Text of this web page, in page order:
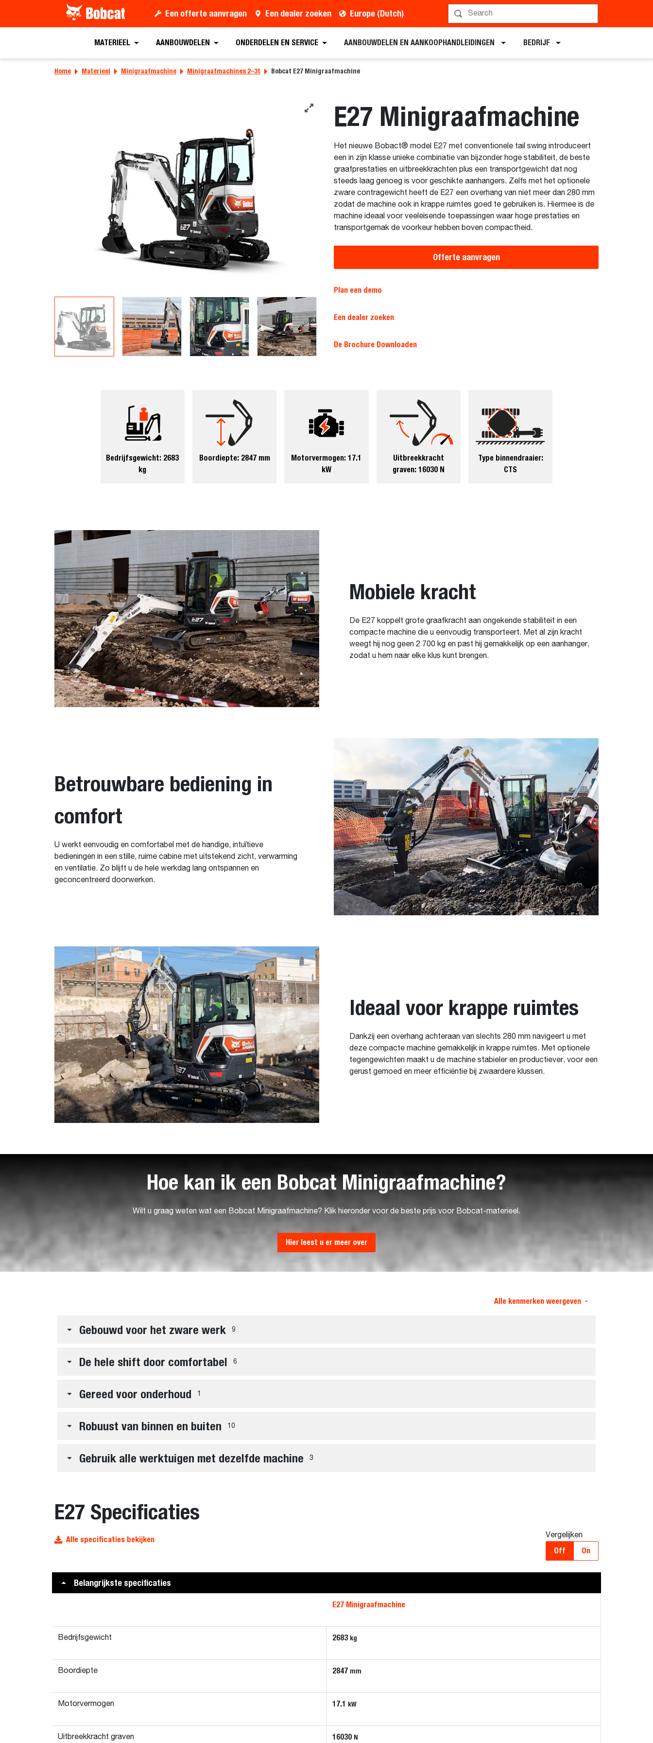
Een offerte aanvragen Een dealer zoeken Europe (Dutch)
MATERIEEL AANBOUWDELEN ONDERDELEN EN SERVICE AANBOUWDELEN EN AANKOOPHANDLEIDINGEN BEDRIJF
Home Materieel Minigraafmachine Minigraafmachines 2–3t Bobcat E27 Minigraafmachine
E27 Minigraafmachine
Het nieuwe Bobact® model E27 met conventionele tail swing introduceert
een in zijn klasse unieke combinatie van bijzonder hoge stabiliteit, de beste
graafprestaties en uitbreekkrachten plus een transportgewicht dat nog
steeds laag genoeg is voor geschikte aanhangers. Zelfs met het optionele
zware contragewicht heeft de E27 een overhang van niet meer dan 280 mm
zodat de machine ook in krappe ruimtes goed te gebruiken is. Hiermee is de
machine ideaal voor veeleisende toepassingen waar hoge prestaties en
transportgemak de voorkeur hebben boven compactheid.
Offerte aanvragen
Plan een demo
Een dealer zoeken
De Brochure Downloaden
Bedrijfsgewicht: 2683
kg
Boordiepte: 2847 mm
Motorvermogen: 17.1
kW
Uitbreekkracht
graven: 16030 N
Type binnendraaier:
CTS
Mobiele kracht
De E27 koppelt grote graafkracht aan ongekende stabiliteit in een
compacte machine die u eenvoudig transporteert. Met al zijn kracht
weegt hij nog geen 2 700 kg en past hij gemakkelijk op een aanhanger,
zodat u hem naar elke klus kunt brengen.
Betrouwbare bediening in
comfort
U werkt eenvoudig en comfortabel met de handige, intuïtieve
bedieningen in een stille, ruime cabine met uitstekend zicht, verwarming
en ventilatie. Zo blijft u de hele werkdag lang ontspannen en
geconcentreerd doorwerken.
Ideaal voor krappe ruimtes
Dankzij een overhang achteraan van slechts 280 mm navigeert u met
deze compacte machine gemakkelijk in krappe ruimtes. Met optionele
tegengewichten maakt u de machine stabieler en productiever, voor een
gerust gemoed en meer efficiëntie bij zwaardere klussen.
Hoe kan ik een Bobcat Minigraafmachine?
Wilt u graag weten wat een Bobcat Minigraafmachine? Klik hieronder voor de beste prijs voor Bobcat-materieel.
Hier leest u er meer over
Alle kenmerken weergeven
Gebouwd voor het zware werk 9
De hele shift door comfortabel 6
Gereed voor onderhoud 1
Robuust van binnen en buiten 10
Gebruik alle werktuigen met dezelfde machine 3
E27 Specificaties
Alle specificaties bekijken Vergelijken
Off On
Belangrijkste specificaties
E27 Minigraafmachine
Bedrijfsgewicht 2683 kg
Boordiepte 2847 mm
Motorvermogen 17.1 kW
Uitbreekkracht graven 16030 N